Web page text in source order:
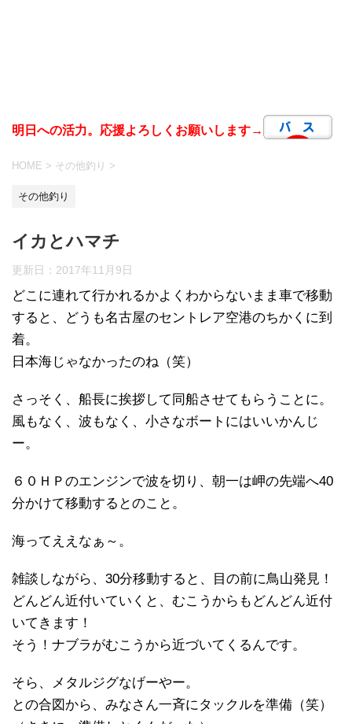
明日への活力。応援よろしくお願いします→
HOME > その他釣り >
その他釣り
イカとハマチ
更新日： 2017年11月9日
どこに連れて行かれるかよくわからないまま車で移動
すると、どうも名古屋のセントレア空港のちかくに到
着。
日本海じゃなかったのね（笑）
さっそく、船長に挨拶して同船させてもらうことに。
風もなく、波もなく、小さなボートにはいいかんじ
ー。
６０ＨＰのエンジンで波を切り、朝一は岬の先端へ40
分かけて移動するとのこと。
海ってええなぁ～。
雑談しながら、30分移動すると、目の前に鳥山発見！
どんどん近付いていくと、むこうからもどんどん近付
いてきます！
そう！ナブラがむこうから近づいてくるんです。
そら、メタルジグなげーやー。
との合図から、みなさん一斉にタックルを準備（笑）